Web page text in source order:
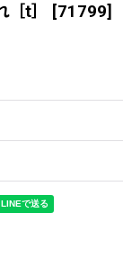
t］ [71799]